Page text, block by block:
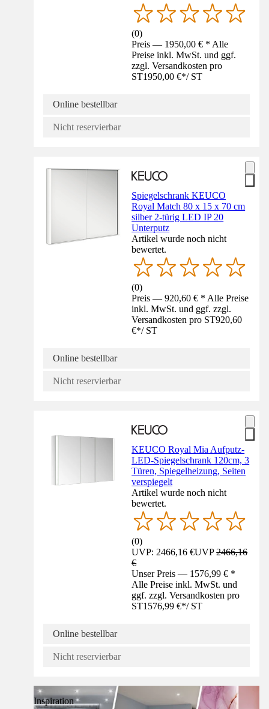
(0)
Preis — 1950,00 € * Alle
Preise inkl. MwSt. und ggf.
zzgl. Versandkosten pro
ST1950,00 €*/ ST
Online bestellbar
Nicht reservierbar
Spiegelschrank KEUCO
Royal Match 80 x 15 x 70 cm
silber 2-türig LED IP 20
Unterputz
Artikel wurde noch nicht
bewertet.
(0)
Preis — 920,60 € * Alle Preise
inkl. MwSt. und ggf. zzgl.
Versandkosten pro ST920,60
€*/ ST
Online bestellbar
Nicht reservierbar
KEUCO Royal Mia Aufputz-
LED-Spiegelschrank 120cm, 3
Türen, Spiegelheizung, Seiten
verspiegelt
Artikel wurde noch nicht
bewertet.
(0)
UVP: 2466,16 €UVP2466,16
€
Unser Preis — 1576,99 € *
Alle Preise inkl. MwSt. und
ggf. zzgl. Versandkosten pro
ST1576,99 €*/ ST
Online bestellbar
Nicht reservierbar
Inspiration